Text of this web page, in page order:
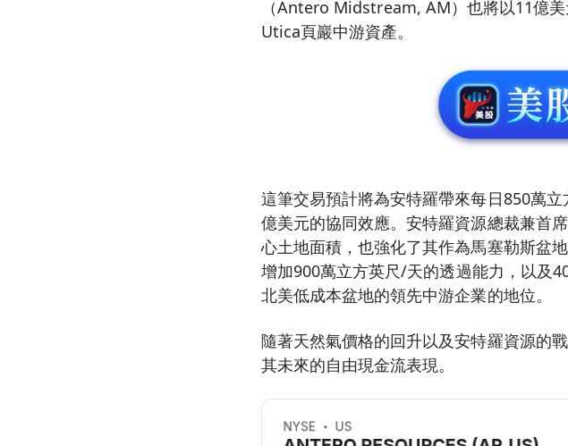
（Antero Midstream, AM）也將以11億
Utica頁巖中游資產。
這筆交易預計將為安特羅帶來每日850萬
億美元的協同效應。安特羅資源總裁兼首
心土地面積，也強化了其作為馬塞勒斯盆
增加900萬立方英尺/天的透過能力，以及
北美低成本盆地的領先中游企業的地位。
隨著天然氣價格的回升以及安特羅資源的
其未來的自由現金流表現。